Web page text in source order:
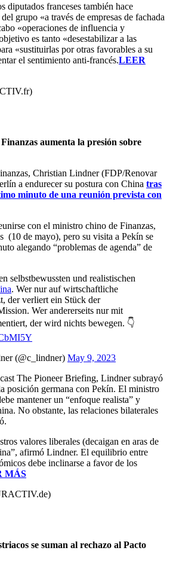
diputados franceses también hace
grupo «a través de empresas de fachada
«operaciones de influencia y
es tanto «desestabilizar a las
«sustituirlas por otras favorables a su
el sentimiento anti-francés.LEER
aumenta la presión sobre
Christian Lindner (FDP/Renovar
a endurecer su postura con China tras
minuto de una reunión prevista con
con el ministro chino de Finanzas,
(10 de mayo), pero su visita a Pekín se
alegando “problemas de agenda” de
selbstbewussten und realistischen
. Wer nur auf wirtschaftliche
der verliert ein Stück der
Wer andererseits nur mit
der wird nichts bewegen. 👇
(@c_lindner) May 9, 2023
The Pioneer Briefing, Lindner subrayó
posición germana con Pekín. El ministro
mantener un “enfoque realista” y
No obstante, las relaciones bilaterales
valores liberales (decaigan en aras de
afirmó Lindner. El equilibrio entre
debe inclinarse a favor de los
MÁS
se suman al rechazo al Pacto